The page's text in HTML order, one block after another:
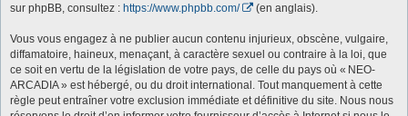
sur phpBB, consultez : https://www.phpbb.com/ (en anglais).
Vous vous engagez à ne publier aucun contenu injurieux, obscène, vulgaire,
diffamatoire, haineux, menaçant, à caractère sexuel ou contraire à la loi, que
ce soit en vertu de la législation de votre pays, de celle du pays où « NEO-
ARCADIA » est hébergé, ou du droit international. Tout manquement à cette
règle peut entraîner votre exclusion immédiate et définitive du site. Nous nous